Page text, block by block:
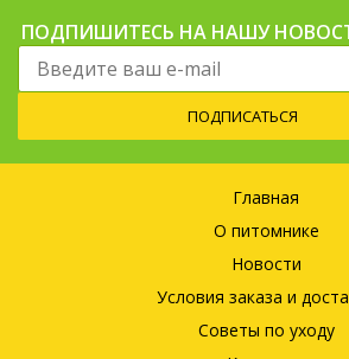
ПОДПИШИТЕСЬ НА НАШУ
ПОДПИСАТЬСЯ
Главная
О питомнике
Новости
Условия заказа и
Советы по уходу